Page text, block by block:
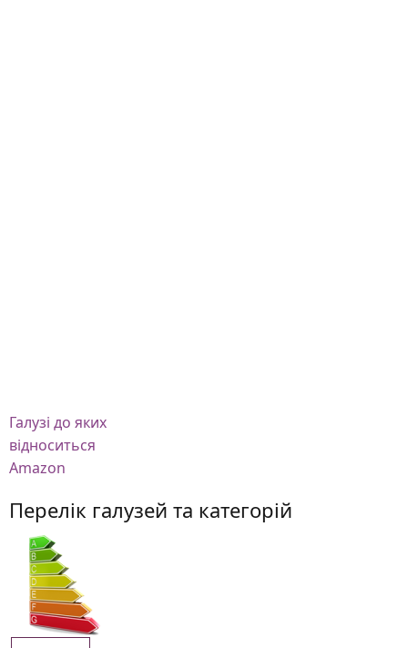
Галузі до яких
відноситься
Amazon
Перелік галузей та категорій